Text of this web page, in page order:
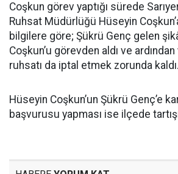
Coşkun görev yaptığı sürede
Ruhsat Müdürlüğü Hüseyin
bilgilere göre; Şükrü Genç gelen
Coşkun’u görevden aldı ve
ruhsatı da iptal etmek zorunda kaldı.
Hüseyin Coşkun’un Şükrü Genç’e
başvurusu yapması ise ilçede